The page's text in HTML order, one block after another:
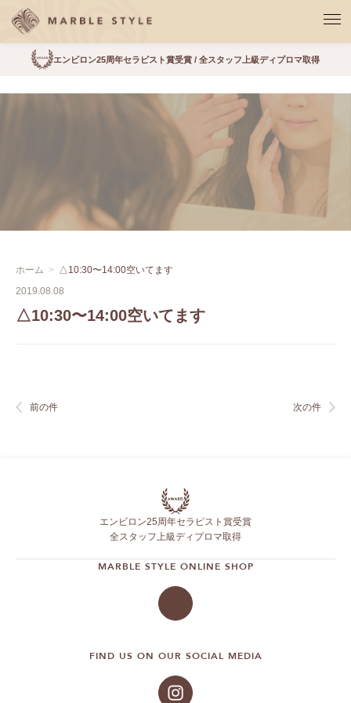
エンビロン25周年セラピスト賞受賞 / 全スタッフ上級ディプロマ取得
ホーム
△10:30〜14:00空いてます
2019.08.08
△10:30〜14:00空いてます
前の件 次の件
エンビロン25周年セラピスト賞受賞
全スタッフ上級ディプロマ取得
MARBLE STYLE ONLINE SHOP
FIND US ON OUR SOCIAL MEDIA